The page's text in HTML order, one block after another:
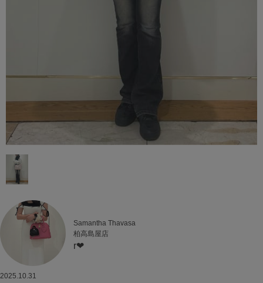
Samantha Thavasa
柏高島屋店
r❤︎
2025.10.31